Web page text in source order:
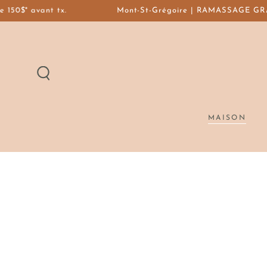
IGNORER LE
CONTENU
avant tx. Mont-St-Grégoire | RAMASSAGE
MAISON